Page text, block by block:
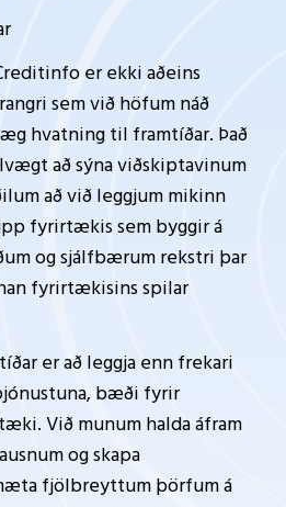
er ekki aðeins
sem við höfum náð
hvatning til framtíðar. Það
að sýna viðskiptavinum
að við leggjum mikinn
fyrirtækis sem byggir á
og sjálfbærum rekstri þar
fyrirtækisins spilar
er að leggja enn frekari
bæði fyrir
Við munum halda áfram
og skapa
fjölbreyttum þörfum á